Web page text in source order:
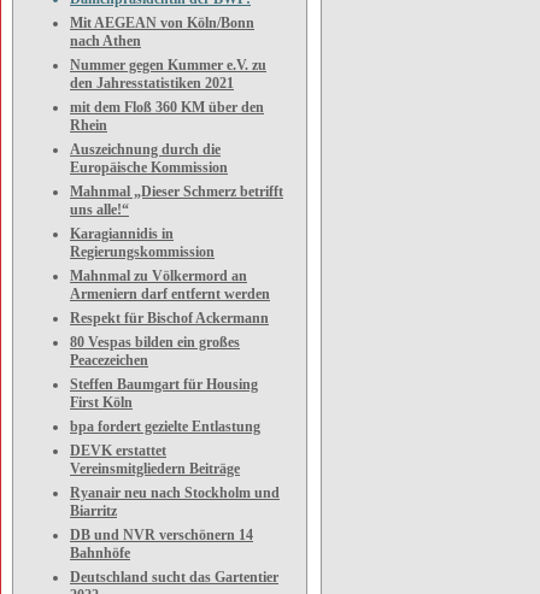
Mit AEGEAN von Köln/Bonn
nach Athen
Nummer gegen Kummer e.V. zu
den Jahresstatistiken 2021
mit dem Floß 360 KM über den
Rhein
Auszeichnung durch die
Europäische Kommission
Mahnmal „Dieser Schmerz betrifft
uns alle!“
Karagiannidis in
Regierungskommission
Mahnmal zu Völkermord an
Armeniern darf entfernt werden
Respekt für Bischof Ackermann
80 Vespas bilden ein großes
Peacezeichen
Steffen Baumgart für Housing
First Köln
bpa fordert gezielte Entlastung
DEVK erstattet
Vereinsmitgliedern Beiträge
Ryanair neu nach Stockholm und
Biarritz
DB und NVR verschönern 14
Bahnhöfe
Deutschland sucht das Gartentier